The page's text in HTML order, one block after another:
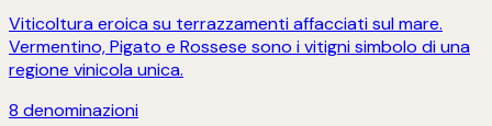
Viticoltura eroica su terrazzamenti affacciati sul mare.
Vermentino, Pigato e Rossese sono i vitigni simbolo di una
regione vinicola unica.
8 denominazioni